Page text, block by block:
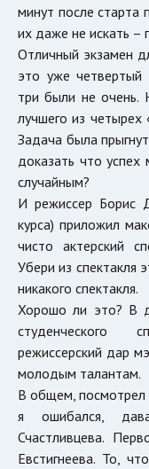
минут после
их даже не искать –
Отличный экзамен
это уже
три были не очень.
лучшего из
Задача была
доказать что
случайным?
И режиссер Борис
курса) приложил
чисто актерский
Убери из спектакля
никакого спектакля.
Хорошо ли это? В
студенческого
режиссерский дар
молодым талантам.
В общем, посмотрел
я ошибался,
Счастливцева.
Евстигнеева. То,